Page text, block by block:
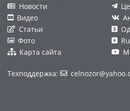
Новости
Видео
Статьи
Фото
Карта сайта
Техподдержка: